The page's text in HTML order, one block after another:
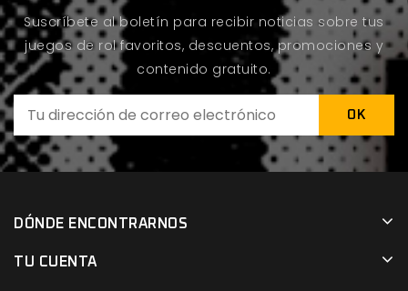
Suscríbete al boletín para recibir noticias sobre tus
juegos de rol favoritos, descuentos, promociones y
contenido gratuito.
DÓNDE ENCONTRARNOS
TU CUENTA